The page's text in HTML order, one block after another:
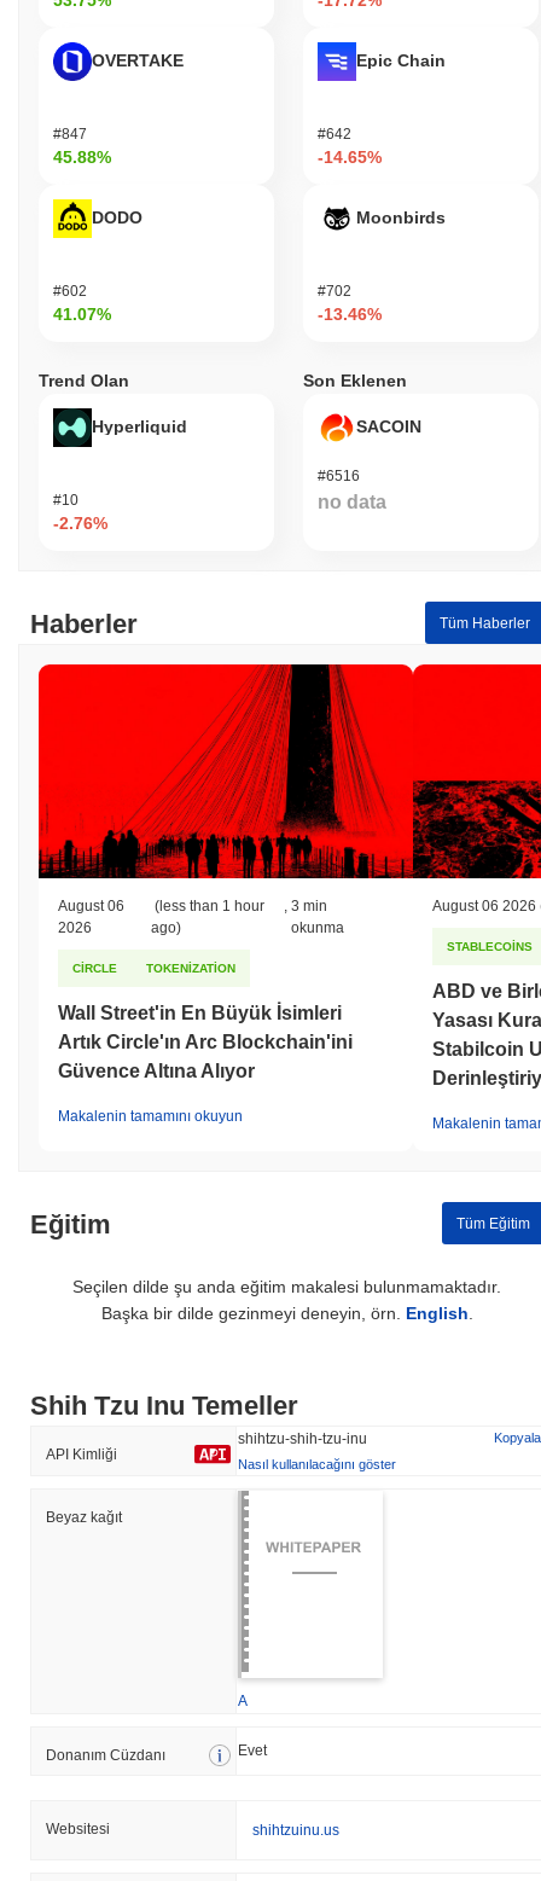
OVERTAKE
#847
45.88%
DODO
#602
41.07%
Epic Chain
#642
-14.65%
Moonbirds
#702
-13.46%
Trend Olan
Hyperliquid
#10
-2.76%
Son Eklenen
SACOIN
#6516
no data
Haberler Tüm Haberler
August 06
2026
(less than 1 hour
ago)
, 3 min
okunma
CIRCLE TOKENIZATION
Wall Street'in En Büyük İsimleri
Artık Circle'ın Arc Blockchain'ini
Güvence Altına Alıyor
Makalenin tamamını okuyun
August 06 2026
STABLECOINS
ABD ve
Yasası
Stabilcoin
Makalenin
Eğitim Tüm Eğitim
Seçilen dilde şu anda eğitim makalesi bulunmamaktadır.
Başka bir dilde gezinmeyi deneyin, örn. English.
Shih Tzu Inu Temeller
API Kimliği
shihtzu-shih-tzu-inu
Kopyala
Nasıl kullanılacağını göster
Beyaz kağıt
A
Donanım Cüzdanı Evet
Websitesi shihtzuinu.us